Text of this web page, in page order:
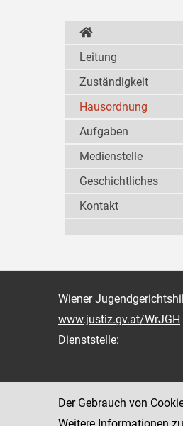
Leitung
Zuständigkeit
Hausordnung
Aufgaben
Medienstelle
Geschichtliches
Kontakt
Wiener
www.justiz.gv.at/WrJGH
Dienststelle:
Der Gebrauch von